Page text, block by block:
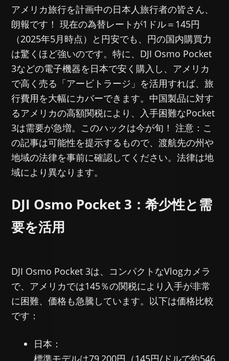
アメリカ旅行を計画中の日本人旅行者の皆さん、
朗報です！ 現在の為替レートが1ドル＝145円
（2025年5月時点）と円安でも、円の国内購買力
は驚くほど強いのです。特に、DJI Osmo Pocket
3などの電子機器を日本で安く購入し、アメリカ
で高く売る「アービトラージ」を活用すれば、旅
行費用を大幅にカバーできます。中国製品に対す
るアメリカの高額関税により、入手困難なPocket
3は需要が急増。このハックは今が旬！ 注意：こ
の記事は可能性を提示するもので、渡航先の州や
地域の法律を事前に確認してください。法律は地
域により異なります。
DJI Osmo Pocket 3：希少性と需
要を活用
DJI Osmo Pocket 3は、コンパクトなVlogカメラ
で、アメリカでは145％の関税により入手が非常
に困難、価格も急騰しています。以下は価格比較
です：
日本：